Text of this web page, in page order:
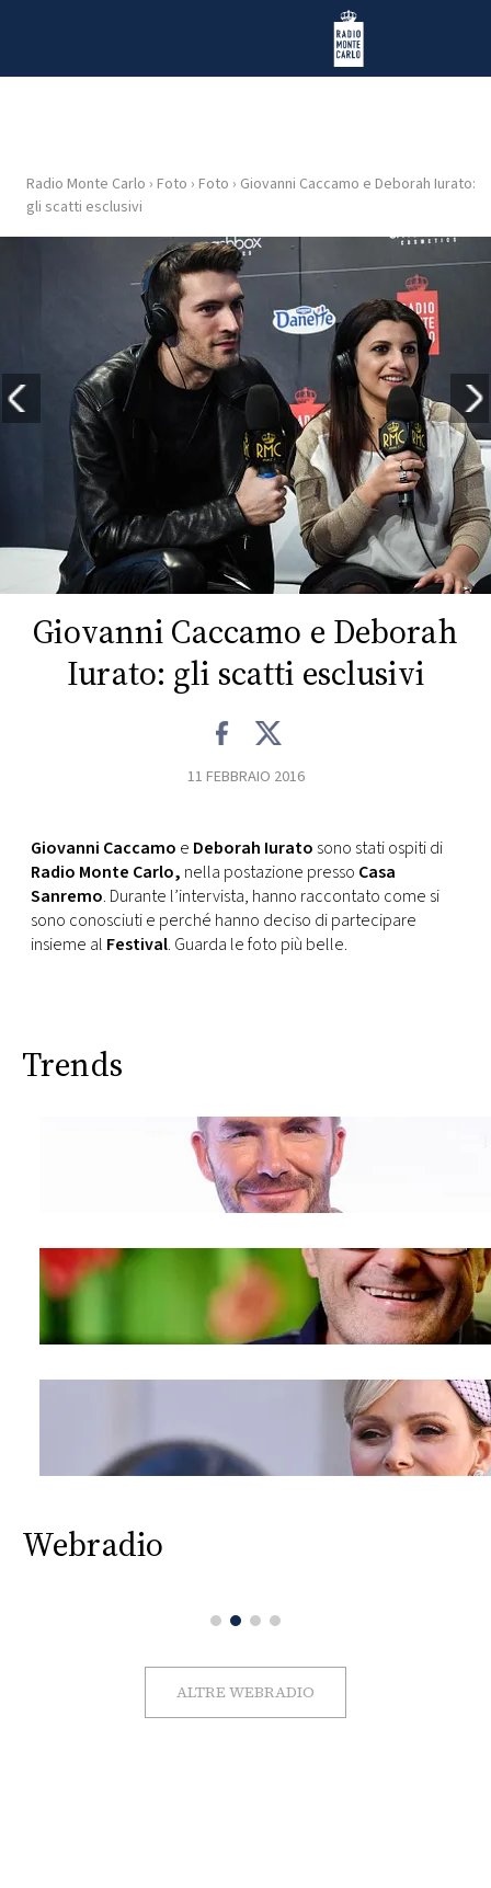
Radio Monte Carlo
HOME
PLAYLIST
NEWS
FOTO
CONCORSI
EVENTI
PRINCIPATO
DI
MONACO
Radio Monte Carlo › Foto › Foto › Giovanni Caccamo e Deborah Iurato:
gli scatti esclusivi
Giovanni Caccamo e Deborah
Iurato: gli scatti esclusivi
11 FEBBRAIO 2016
Giovanni Caccamo e Deborah Iurato sono stati ospiti di
Radio Monte Carlo, nella postazione presso Casa
Sanremo. Durante l’intervista, hanno raccontato come si
sono conosciuti e perché hanno deciso di partecipare
insieme al Festival. Guarda le foto più belle.
Trends
Webradio
ALTRE WEBRADIO